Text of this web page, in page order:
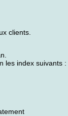
clients.
les index suivants :